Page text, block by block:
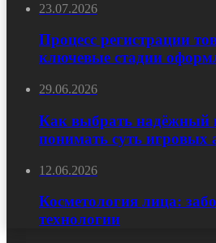
23.07.2026
Процесс регистрации
ключевые стадии
29.06.2026
Как выбрать надёжный
понимать суть игровых
12.06.2026
Косметология лица:
технологии